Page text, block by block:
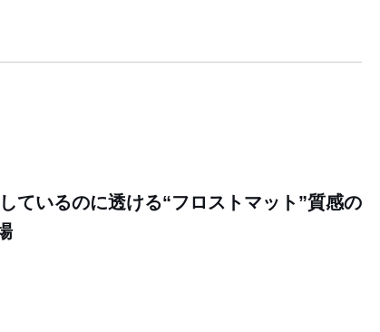
ているのに透ける“フロストマット”質感の